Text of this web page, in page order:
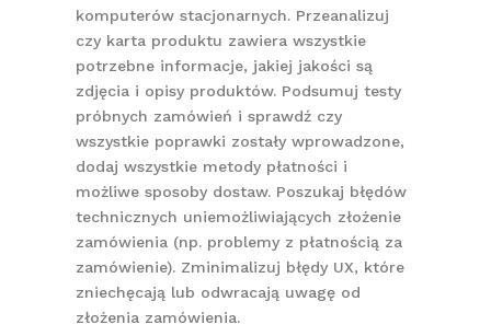
komputerów stacjonarnych. Przeanalizuj
czy karta produktu zawiera wszystkie
potrzebne informacje, jakiej jakości są
zdjęcia i opisy produktów. Podsumuj testy
próbnych zamówień i sprawdź czy
wszystkie poprawki zostały wprowadzone,
dodaj wszystkie metody płatności i
możliwe sposoby dostaw. Poszukaj błędów
technicznych uniemożliwiających złożenie
zamówienia (np. problemy z płatnością za
zamówienie). Zminimalizuj błędy UX, które
zniechęcają lub odwracają uwagę od
złożenia zamówienia.